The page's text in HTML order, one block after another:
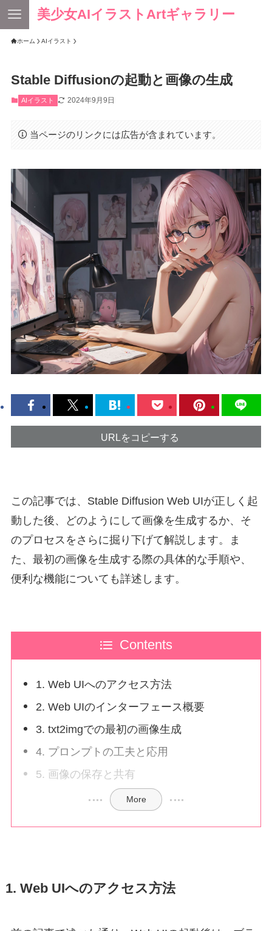
美少女AIイラストArtギャラリー
ホーム AIイラスト
Stable Diffusionの起動と画像の生成
AIイラスト 2024年9月9日
当ページのリンクには広告が含まれています。
URLをコピーする
この記事では、Stable Diffusion Web UIが正しく起
動した後、どのようにして画像を生成するか、そ
のプロセスをさらに掘り下げて解説します。ま
た、最初の画像を生成する際の具体的な手順や、
便利な機能についても詳述します。
Contents
1. Web UIへのアクセス方法
2. Web UIのインターフェース概要
3. txt2imgでの最初の画像生成
4. プロンプトの工夫と応用
5. 画像の保存と共有
More
1. Web UIへのアクセス方法